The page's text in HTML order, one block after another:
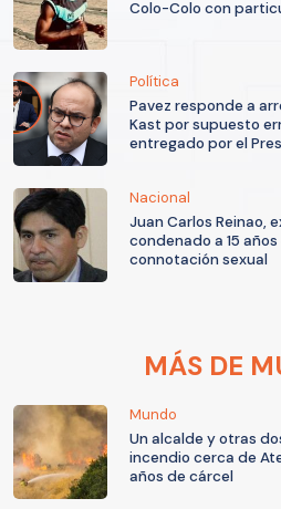
Colo-Colo con
Política
Pavez responde a
Kast por supuesto
entregado por el
Nacional
Juan Carlos Reinao,
condenado a 15
connotación sexual
MÁS DE
Mundo
Un alcalde y otras
incendio cerca de
años de cárcel